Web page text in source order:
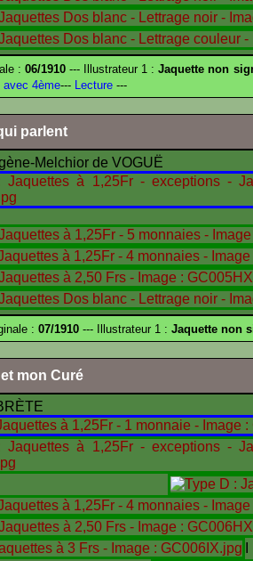
:06/1910 --- Illustrateur 1 :Jaquette non
avec 4ème--- Lecture ---
parlent
Melchior de VOGUË
: 07/1910 --- Illustrateur 1 : Jaquette non
mon Curé